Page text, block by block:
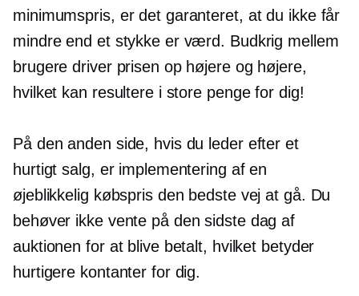
minimumspris, er det garanteret, at du ikke får
mindre end et stykke er værd. Budkrig mellem
brugere driver prisen op højere og højere,
hvilket kan resultere i store penge for dig!
På den anden side, hvis du leder efter et
hurtigt salg, er implementering af en
øjeblikkelig købspris den bedste vej at gå. Du
behøver ikke vente på den sidste dag af
auktionen for at blive betalt, hvilket betyder
hurtigere kontanter for dig.